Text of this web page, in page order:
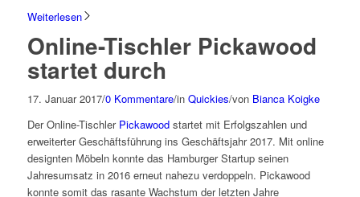
Weiterlesen
Online-Tischler Pickawood
startet durch
17. Januar 2017/0 Kommentare/in Quickies/von Bianca Koigke
Der Online-Tischler Pickawoodstartet mit Erfolgszahlen und
erweiterter Geschäftsführung ins Geschäftsjahr 2017. Mit online
designten Möbeln konnte das Hamburger Startup seinen
Jahresumsatz in 2016 erneut nahezu verdoppeln. Pickawood
konnte somit das rasante Wachstum der letzten Jahre